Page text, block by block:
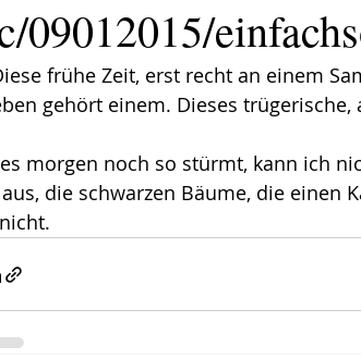
09012015/
frühe Zeit, erst recht an einem
gehört einem. Dieses
morgen noch so stürmt, kann ich
die schwarzen Bäume, die einen